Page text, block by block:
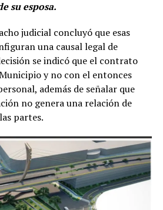
su esposa.
judicial concluyó que esas
una causal legal de
se indicó que el contrato
y no con el entonces
además de señalar que
no genera una relación de
partes.